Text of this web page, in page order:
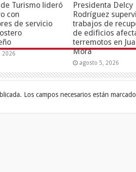
Turismo lideró
con
de servicio
2026
Presidenta Delcy
Rodríguez
trabajos de
de edificios
terremotos en
Mora
agosto 5, 2026
Los campos necesarios están